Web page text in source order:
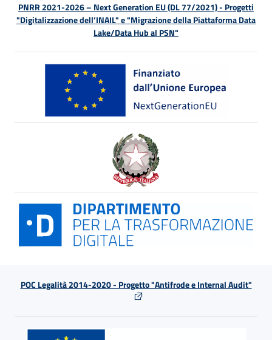
PNRR 2021-2026 – Next Generation EU (DL 77/2021) - Progetti
"Digitalizzazione dell’INAIL" e "Migrazione della Piattaforma Data
Lake/Data Hub al PSN"
POC Legalità 2014-2020 - Progetto "Antifrode e Internal Audit"